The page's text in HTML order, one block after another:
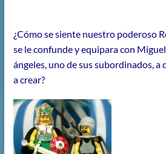
¿Cómo se siente nuestro poderoso
se le confunde y equipara con
ángeles, uno de sus subordinados, a
a crear?